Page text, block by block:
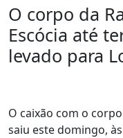
O corpo da
Escócia até
levado para
O caixão com o
saiu este domingo,